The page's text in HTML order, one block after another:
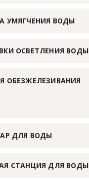
УМЯГЧЕНИЯ ВОДЫ
ОСВЕТЛЕНИЯ ВОДЫ
ОБЕЗЖЕЛЕЗИВАНИЯ
ДЛЯ ВОДЫ
СТАНЦИЯ ДЛЯ ВОДЫ